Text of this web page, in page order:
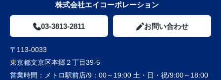
株式会社エイコーポレーション
03-3813-2811 お問い合わせ
〒113-0033
東京都文京区本郷２丁目39-5
営業時間：
メトロ駅前店/9：00～19:00 土・日・祝/9:00～18:00